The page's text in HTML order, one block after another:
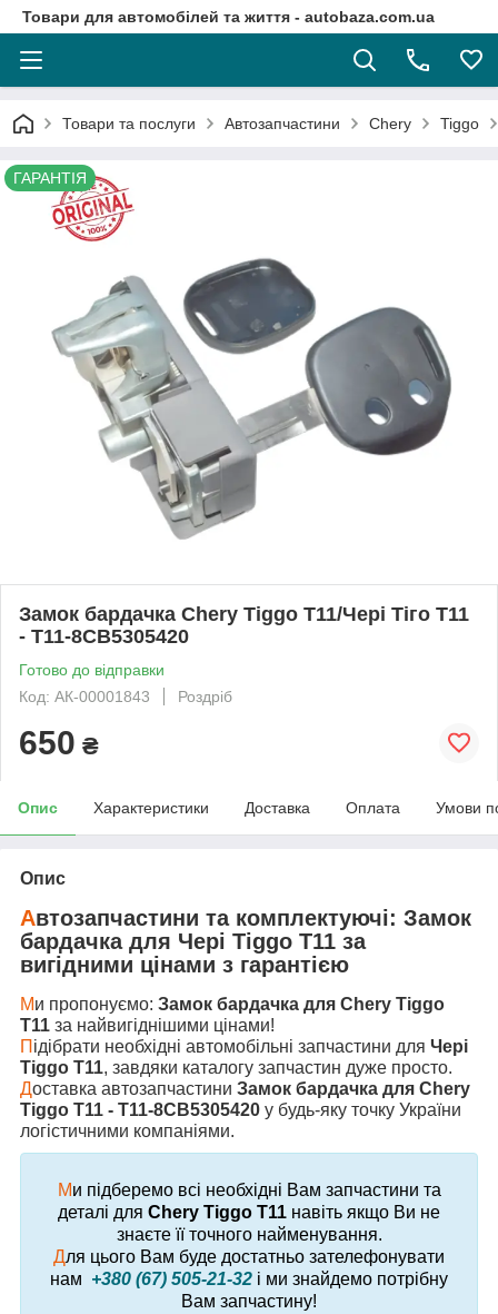
Товари для автомобілей та життя - autobaza.com.ua
Товари та послуги Автозапчастини Chery Tiggo
ГАРАНТІЯ
Замок бардачка Chery Tiggo T11/Чері Тіго T11
- T11-8CB5305420
Готово до відправки
Код: АК-00001843
Роздріб
650 ₴
Опис Характеристики Доставка Оплата Умови
Опис
Автозапчастини та комплектуючі: Замок
бардачкадля Чері Tiggo T11 за
вигідними цінами з гарантією
Ми пропонуємо: Замок бардачка для Chery Tiggo
T11 за найвигіднішими цінами!
П ідібрати необхідні автомобільні запчастини для Чері
Tiggo T11, завдяки каталогу запчастин дуже просто.
Доставка автозапчастини Замок бардачка для Chery
Tiggo T11 - T11-8CB5305420 у будь-яку точку України
логістичними компаніями.
Ми підберемо всі необхідні Вам запчастини та
деталі для Chery Tiggo T11 навіть якщо Ви не
знаєте її точного найменування.
Для цього Вам буде достатньо зателефонувати
нам +380 (67) 505-21-32 і ми знайдемо потрібну
Вам запчастину!